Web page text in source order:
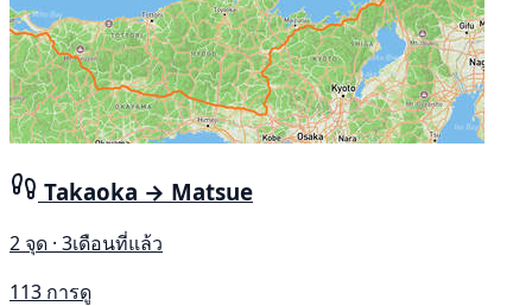
Takaoka → Matsue
2 จุด · 3เดือนที่แล้ว
113 การดู